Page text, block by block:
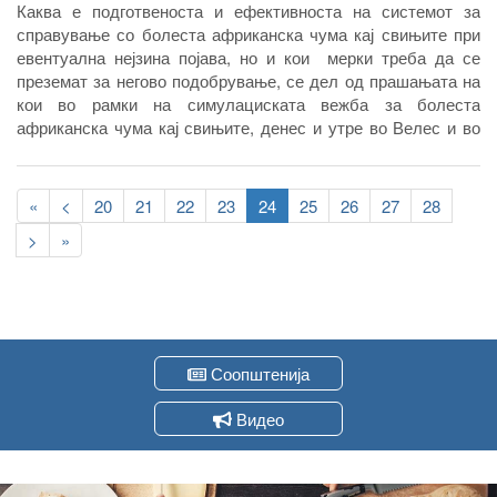
Каква е подготвеноста и ефективноста на системот за
справување со болеста африканска чума кај свињите при
евентуална нејзина појава, но и кои мерки треба да се
преземат за негово подобрување, се дел од прашањата на
кои во рамки на симулациската вежба за болеста
африканска чума кај свињите, денес и утре во Велес и во
унија и од Македонија
Pagination
First
page
«
Previous
page
< Page
20 Page
21 Page
22 Page
23
Current
page
24 Page
25 Page
26 Page
27 Page
28
Следна
страна
>
Last
page
»
Соопштенија
Видео